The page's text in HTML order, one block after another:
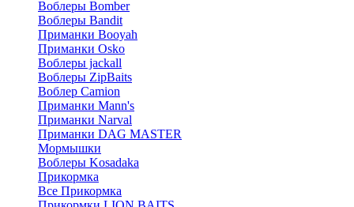
Воблеры Bomber
Воблеры Bandit
Приманки Booyah
Приманки Osko
Воблеры jackall
Воблеры ZipBaits
Воблер Camion
Приманки Mann's
Приманки Narval
Приманки DAG MASTER
Мормышки
Воблеры Kosadaka
Прикормка
Все Прикормка